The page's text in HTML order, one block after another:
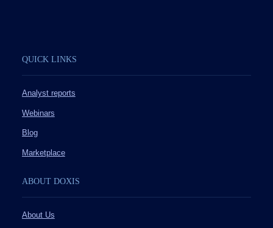
QUICK LINKS
Analyst reports
Webinars
Blog
Marketplace
ABOUT DOXIS
About Us